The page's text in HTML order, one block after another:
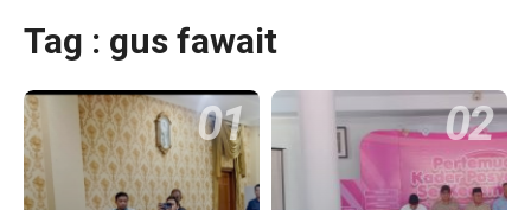
Tag : gus fawait